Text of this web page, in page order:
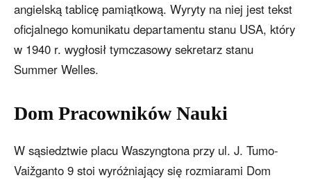
angielską tablicę pamiątkową. Wyryty na niej jest tekst
oficjalnego komunikatu departamentu stanu USA, który
w 1940 r. wygłosił tymczasowy sekretarz stanu
Summer Welles.
Dom Pracowników Nauki
W sąsiedztwie placu Waszyngtona przy ul. J. Tumo-
Vaižganto 9 stoi wyróżniający się rozmiarami Dom